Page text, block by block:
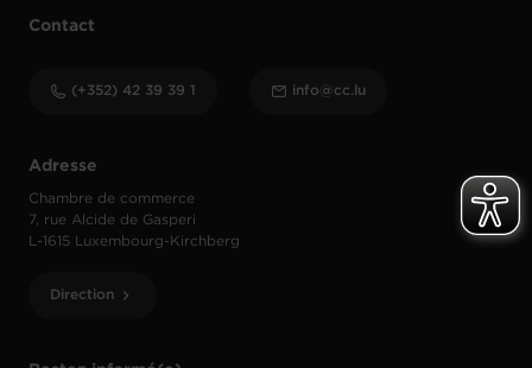
Adresse
Chambre de commerce
7, rue Alcide de Gasperi
L-1615 Luxembourg-Kirchberg
Direction
Contact
(+352) 42 39 39 1 info@cc.lu